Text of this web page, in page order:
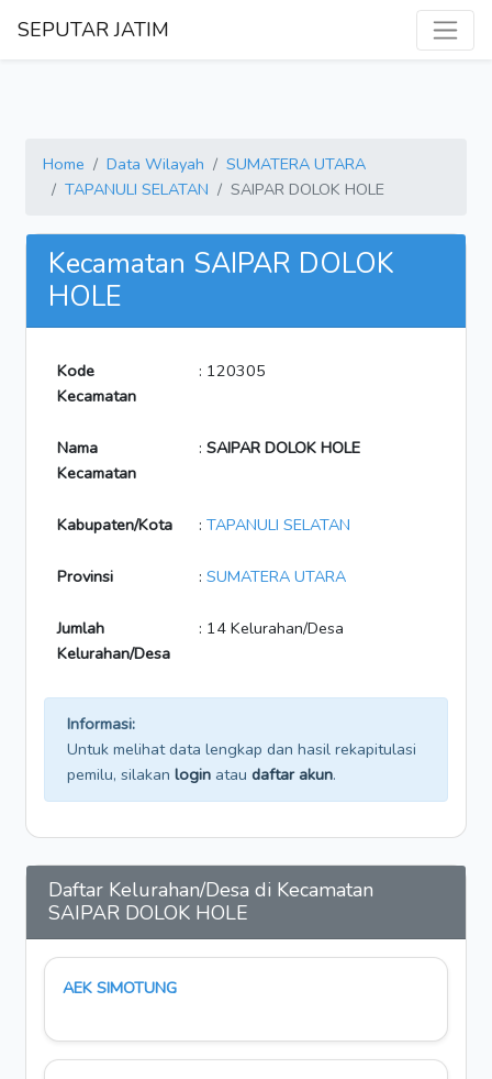
SEPUTAR JATIM
Home Data Wilayah
SUMATERA UTARA
TAPANULI SELATAN
SAIPAR DOLOK HOLE
Kecamatan SAIPAR DOLOK
HOLE
Kode
Kecamatan
: 120305
Nama
Kecamatan
: SAIPAR DOLOK HOLE
Kabupaten/Kota : TAPANULI SELATAN
Provinsi : SUMATERA UTARA
Jumlah
Kelurahan/Desa
: 14 Kelurahan/Desa
Informasi:
Untuk melihat data lengkap dan hasil rekapitulasi
pemilu, silakan login atau daftar akun.
Daftar Kelurahan/Desa di Kecamatan
SAIPAR DOLOK HOLE
AEK SIMOTUNG